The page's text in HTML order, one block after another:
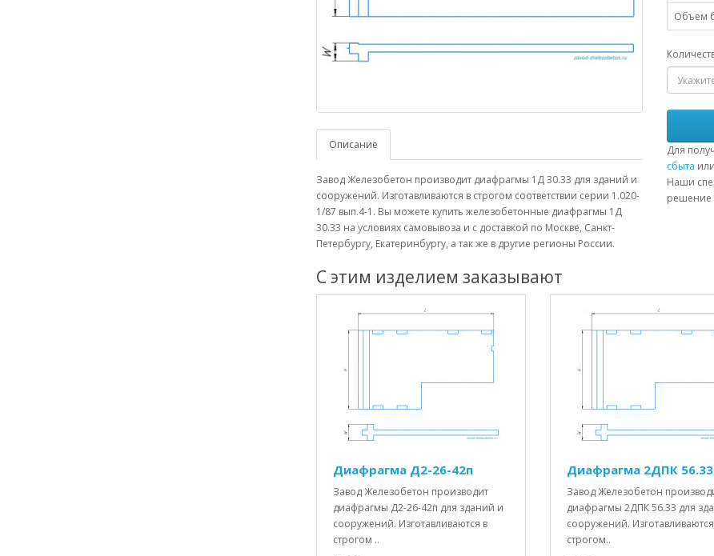
Описание
Завод Железобетон производит диафрагмы 1Д 30.33 для зданий и
сооружений. Изготавливаются в строгом соответствии серии 1.020-
1/87 вып.4-1. Вы можете купить железобетонные диафрагмы 1Д
30.33 на условиях самовывоза и с доставкой по Москве, Санкт-
Петербургу, Екатеринбургу, а так же в другие регионы России.
Объем
Для
сбыта
Наши
решение
С этим изделием заказывают
Диафрагма Д2-26-42п
Завод Железобетон производит
диафрагмы Д2-26-42п для зданий и
сооружений. Изготавливаются в
строгом ..
Диафрагма 2ДПК 56.33
Завод Железобетон
диафрагмы 2ДПК 56.33 для
сооружений.
строгом..